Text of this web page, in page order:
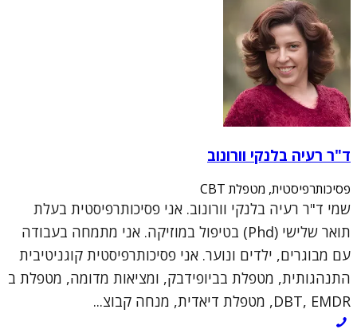
ד"ר רעיה בלנקי וורונוב
פסיכותרפיסטית, מטפלת CBT
שמי ד"ר רעיה בלנקי וורונוב. אני פסיכותרפיסטית בעלת
תואר שלישי (Phd) בטיפול במוזיקה. אני מתמחה בעבודה
עם מבוגרים, ילדים ונוער. אני פסיכותרפיסטית קוגניטיבית
התנהגותית, מטפלת בביופידבק, ומציאות מדומה, מטפלת ב
DBT, EMDR, מטפלת דיאדית, מנחה קבוצ...